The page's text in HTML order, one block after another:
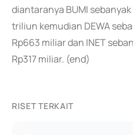
diantaranya BUMI sebanyak
triliun kemudian DEWA
Rp663 miliar dan INET
Rp317 miliar. (end)
RISET TERKAIT